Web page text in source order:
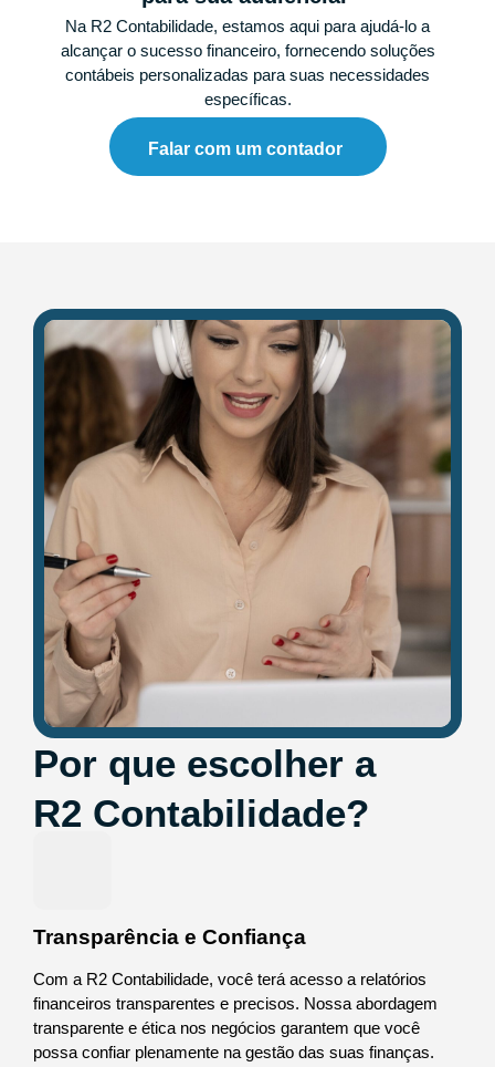
Na R2 Contabilidade, estamos aqui para ajudá-lo a
alcançar o sucesso financeiro, fornecendo soluções
contábeis personalizadas para suas necessidades
específicas.
Falar com um contador
Por que escolher a
R2 Contabilidade?
Transparência e Confiança
Com a R2 Contabilidade, você terá acesso a relatórios
financeiros transparentes e precisos. Nossa abordagem
transparente e ética nos negócios garantem que você
possa confiar plenamente na gestão das suas finanças.